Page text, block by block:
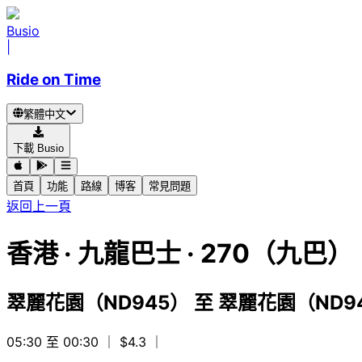
Busio
Ride on Time
繁體中文
下載 Busio
首頁 功能 路線 博客 常見問題
返回上一頁
香港· 九龍巴士 · 270（九巴）
翠麗花園（ND945） 至 翠麗花園（
05:30 至 00:30 ｜ $4.3